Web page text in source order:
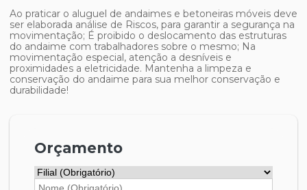
Ao praticar o aluguel de andaimes e betoneiras móveis deve
ser elaborada análise de Riscos, para garantir a segurança na
movimentação; É proibido o deslocamento das estruturas
do andaime com trabalhadores sobre o mesmo; Na
movimentação especial, atenção a desníveis e
proximidades a eletricidade. Mantenha a limpeza e
conservação do andaime para sua melhor conservação e
durabilidade!
Orçamento